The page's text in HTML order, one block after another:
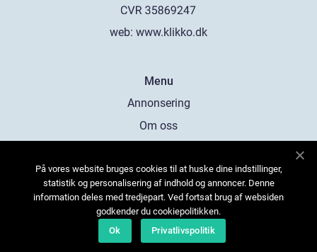
web: www.klikko.dk
Menu
Annonsering
Om oss
Kontakta oss
Sitemap
På vores website bruges cookies til at huske dine indstillinger,
statistik og personalisering af indhold og annoncer. Denne
information deles med tredjepart. Ved fortsat brug af websiden
godkender du cookiepolitikken.
Ok
Privatlivspolitik